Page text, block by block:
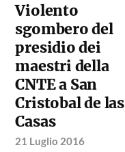
Violento
sgombero del
presidio dei
maestri della
CNTE a San
Cristobal de las
Casas
21 Luglio 2016